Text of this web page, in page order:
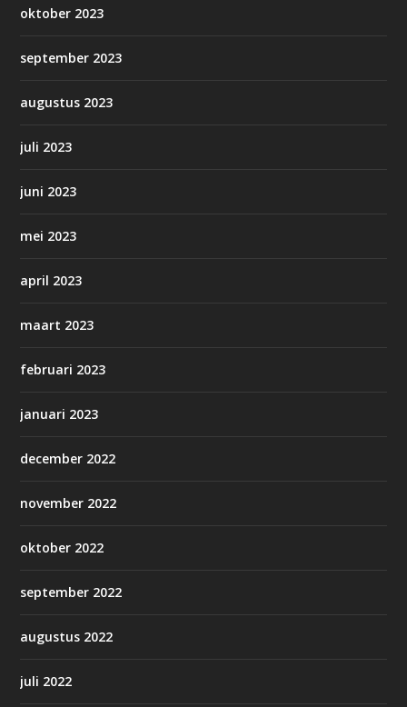
oktober 2023
september 2023
augustus 2023
juli 2023
juni 2023
mei 2023
april 2023
maart 2023
februari 2023
januari 2023
december 2022
november 2022
oktober 2022
september 2022
augustus 2022
juli 2022